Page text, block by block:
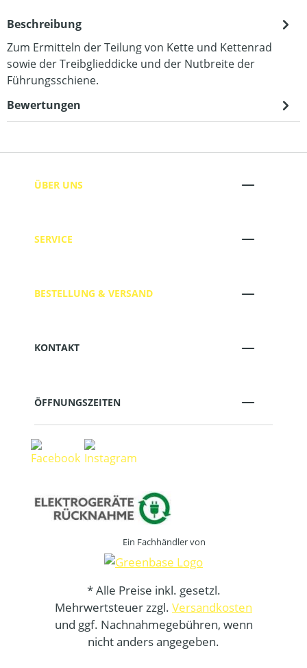
Beschreibung
Zum Ermitteln der Teilung von Kette und Kettenrad
sowie der Treibglieddicke und der Nutbreite der
Führungsschiene.
Bewertungen
ÜBER UNS
SERVICE
BESTELLUNG & VERSAND
KONTAKT
ÖFFNUNGSZEITEN
Ein Fachhändler von
* Alle Preise inkl. gesetzl.
Mehrwertsteuer zzgl. Versandkosten
und ggf. Nachnahmegebühren, wenn
nicht anders angegeben.